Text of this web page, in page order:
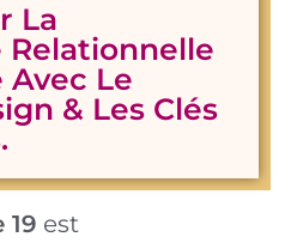
La
Relationnelle
Le
& Les Clés
19 est